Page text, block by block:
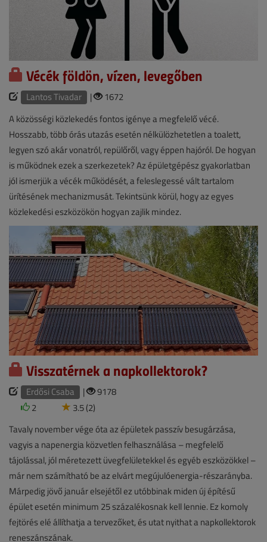
Vécék földön, vízen, levegőben
Lantos Tivadar |
1672
A közösségi közlekedés fontos igénye a megfelelő vécé.
Hosszabb, több órás utazás esetén nélkülözhetetlen a toalett,
legyen szó akár vonatról, repülőről, vagy éppen hajóról. De hogyan
is működnek ezek a szerkezetek? Az épületgépész gyakorlatban
jól ismerjük a vécék működését, a feleslegessé vált tartalom
ürítésének mechanizmusát. Tekintsünk körül, hogy az egyes
közlekedési eszközökön hogyan zajlik mindez.
Visszatérnek a napkollektorok?
Erdősi Csaba |
9178
2
3.5 (2)
Tavaly november vége óta az épületek passzív besugárzása,
vagyis a napenergia közvetlen felhasználása – megfelelő
tájolással, jól méretezett üvegfelületekkel és egyéb eszközökkel –
már nem számítható be az elvárt megújulóenergia-részarányba.
Márpedig jövő január elsejétől ez utóbbinak miden új építésű
épület esetén minimum 25 százalékosnak kell lennie. Ez komoly
fejtörés elé állíthatja a tervezőket, és utat nyithat a napkollektorok
reneszánszának.